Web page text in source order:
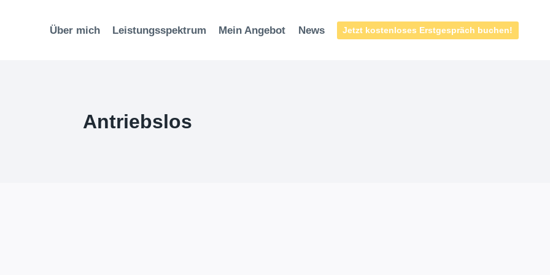
Über mich Leistungsspektrum Mein Angebot News Jetzt kostenloses Erstgespräch buchen!
Antriebslos